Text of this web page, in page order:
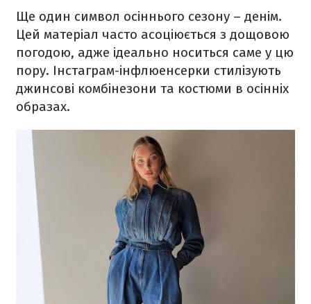
Ще один символ осіннього сезону – денім.
Цей матеріал часто асоціюється з дощовою
погодою, адже ідеально носиться саме у цю
пору. Інстаграм-інфлюенсерки стилізують
джинсові комбінезони та костюми в осінніх
образах.